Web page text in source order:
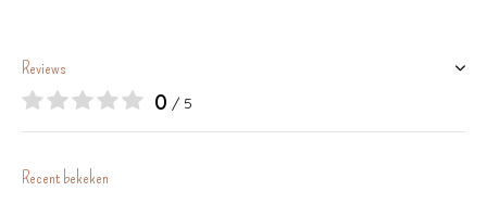
Reviews
0 / 5
Recent bekeken